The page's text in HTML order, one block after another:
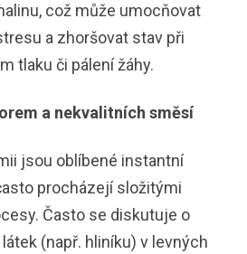
což může umocňovat
a zhoršovat stav při
tlaku či pálení žáhy.
a nekvalitních směsí
jsou oblíbené instantní
procházejí složitými
Často se diskutuje o
(např. hliníku) v levných